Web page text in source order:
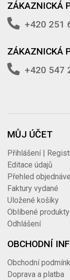
ZÁKAZNICKÁ
+420 251
ZÁKAZNICKÁ
+420 547
MŮJ ÚČET
Přihlášení |
Editace údajů
Přehled
Faktury vydané
Uložené košíky
Oblíbené produkty
Odhlášení
OBCHODNÍ
Obchodní
Doprava a platba